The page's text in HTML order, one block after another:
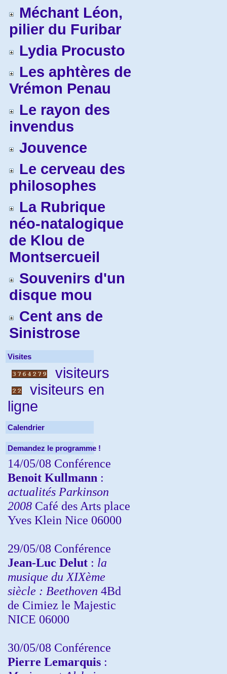
Méchant Léon,
pilier du Furibar
Lydia Procusto
Les aphtères de
Vrémon Penau
Le rayon des
invendus
Jouvence
Le cerveau des
philosophes
La Rubrique
néo-natalogique
de Klou de
Montsercueil
Souvenirs d'un
disque mou
Cent ans de
Sinistrose
Visites
visiteurs
visiteurs en
ligne
Calendrier
Demandez le programme !
14/05/08 Conférence
Benoit Kullmann :
actualités Parkinson
2008 Café des Arts place
Yves Klein Nice 06000
29/05/08 Conférence
Jean-Luc Delut : la
musique du XIXème
siècle : Beethoven 4Bd
de Cimiez le Majestic
NICE 06000
30/05/08 Conférence
Pierre Lemarquis :